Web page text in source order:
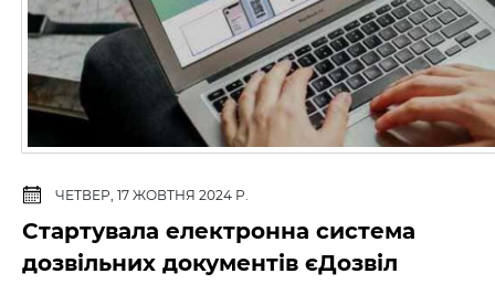
ЧЕТВЕР, 17 ЖОВТНЯ 2024 Р.
Стартувала електронна система
дозвільних документів єДозвіл